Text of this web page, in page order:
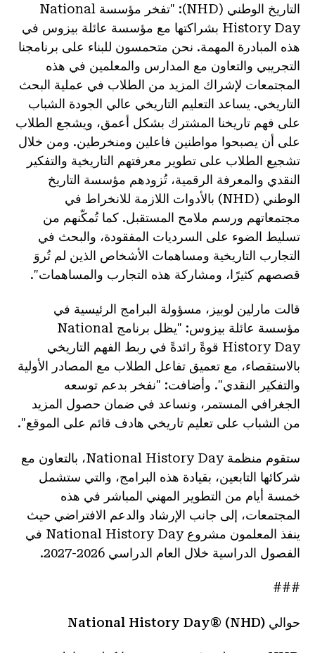
التاريخ الوطني (NHD): "تفخر مؤسسة National
History Day بشراكتها مع مؤسسة عائلة بيزوس في
هذه المبادرة المهمة. نحن متحمسون للبناء على برنامجنا
التجريبي والتعاون مع المدارس والمعلمين في هذه
المجتمعات لإشراك المزيد من الطلاب في عملية البحث
التاريخي. يساعد التعليم التاريخي عالي الجودة الشباب
على فهم تاريخنا المشترك بشكل أعمق، ويشجع الطلاب
على أن يصبحوا مواطنين فاعلين ومنخرطين. ومن خلال
تشجيع الطلاب على تطوير معرفتهم التاريخية والتفكير
النقدي والمعرفة الرقمية، تُزودهم مؤسسة التاريخ
الوطني (NHD) بالأدوات اللازمة للانخراط في
مجتمعاتهم ورسم ملامح المستقبل. كما تُمكّنهم من
تسليط الضوء على السرديات المفقودة، والبحث في
التجارب التاريخية ومساهمات الأشخاص الذين لم تُروَ
قصصهم كثيرًا، ومشاركة هذه التجارب والمساهمات".
قالت مارلين لوبيز، مسؤولة البرامج الرئيسية في
مؤسسة عائلة بيزوس: "يظل برنامج National
History Day قوةً رائدةً في ربط الفهم التاريخي
بالاستقصاء، مع تعميق تفاعل الطلاب مع المصادر الأولية
والتفكير النقدي". وأضافت: "نفخر بدعم توسعه
الجغرافي المستمر، ونساعد في ضمان حصول المزيد
من الشباب على تعليم تاريخي هادف قائم على الموقع".
ستقوم منظمة National History Day، بالتعاون مع
شركائها التابعين، بقيادة هذه البرامج، والتي ستشمل
خمسة أيام من التطوير المهني المباشر في هذه
المجتمعات، إلى جانب الإرشاد والدعم الافتراضي حيث
ينفذ المعلمون مشروع National History Day في
الفصول الدراسية خلال العام الدراسي 2026-2027.
###
حوالي National History Day® (NHD)